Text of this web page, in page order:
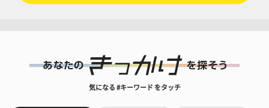
気になる #キーワード をタッチ